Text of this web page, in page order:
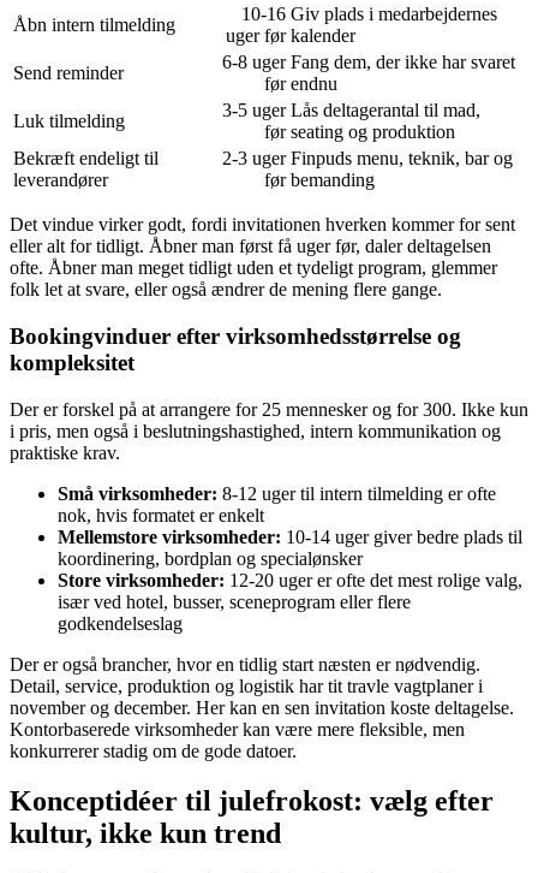
Åbn intern tilmelding
10-16
uger før
Giv plads i medarbejdernes
kalender
Send reminder
6-8 uger
før
Fang dem, der ikke har svaret
endnu
Luk tilmelding
3-5 uger
før
Lås deltagerantal til mad,
seating og produktion
Bekræft endeligt til
leverandører
2-3 uger
før
Finpuds menu, teknik, bar og
bemanding
Det vindue virker godt, fordi invitationen hverken kommer for sent
eller alt for tidligt. Åbner man først få uger før, daler deltagelsen
ofte. Åbner man meget tidligt uden et tydeligt program, glemmer
folk let at svare, eller også ændrer de mening flere gange.
Bookingvinduer efter virksomhedsstørrelse og
kompleksitet
Der er forskel på at arrangere for 25 mennesker og for 300. Ikke kun
i pris, men også i beslutningshastighed, intern kommunikation og
praktiske krav.
Små virksomheder: 8-12 uger til intern tilmelding er ofte
nok, hvis formatet er enkelt
Mellemstore virksomheder: 10-14 uger giver bedre plads til
koordinering, bordplan og specialønsker
Store virksomheder: 12-20 uger er ofte det mest rolige valg,
især ved hotel, busser, sceneprogram eller flere
godkendelseslag
Der er også brancher, hvor en tidlig start næsten er nødvendig.
Detail, service, produktion og logistik har tit travle vagtplaner i
november og december. Her kan en sen invitation koste deltagelse.
Kontorbaserede virksomheder kan være mere fleksible, men
konkurrerer stadig om de gode datoer.
Konceptidéer til julefrokost: vælg efter
kultur, ikke kun trend